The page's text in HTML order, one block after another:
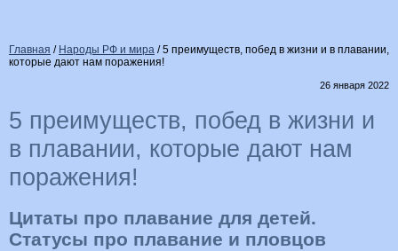
Главная / Народы РФ и мира /5 преимуществ, побед в жизни и в плавании,
которые дают нам поражения!
26 января 2022
5 преимуществ, побед в жизни и
в плавании, которые дают нам
поражения!
Цитаты про плавание для детей.
Статусы про плавание и пловцов